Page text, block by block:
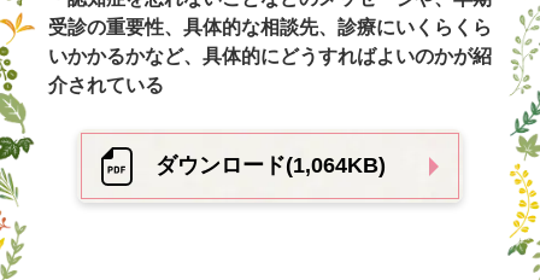
受診の重要性、具体的な相談先、診療にいくらくら
いかかるかなど、具体的にどうすればよいのかが紹
介されている
ダウンロード(1,064KB)